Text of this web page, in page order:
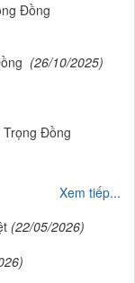
Đồng
(26/10/2025)
Đồng
Xem tiếp...
(22/05/2026)